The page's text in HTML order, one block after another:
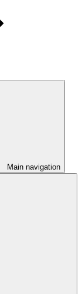
Main navigation